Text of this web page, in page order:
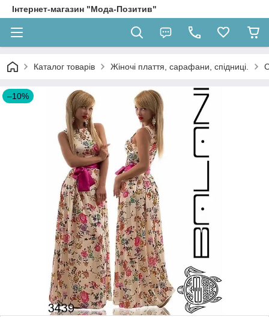
Інтернет-магазин "Мода-Позитив"
Каталог товарів Жіночі плаття, сарафани, спідниці.
–10%